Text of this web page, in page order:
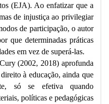
(EJA). Ao enfatizar que a
de injustiça ao privilegiar
de participação, o autor
que determinadas práticas
em vez de superá-las.
(2002, 2018) aprofunda
à educação, ainda que
só se efetiva quando
políticas e pedagógicas